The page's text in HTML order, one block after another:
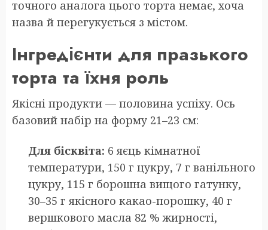
точного аналога цього торта немає, хоча
назва й перегукується з містом.
Інгредієнти для празького
торта та їхня роль
Якісні продукти — половина успіху. Ось
базовий набір на форму 21–23 см:
Для бісквіта: 6 яєць кімнатної
температури, 150 г цукру, 7 г ванільного
цукру, 115 г борошна вищого гатунку,
30–35 г якісного какао-порошку, 40 г
вершкового масла 82 % жирності,